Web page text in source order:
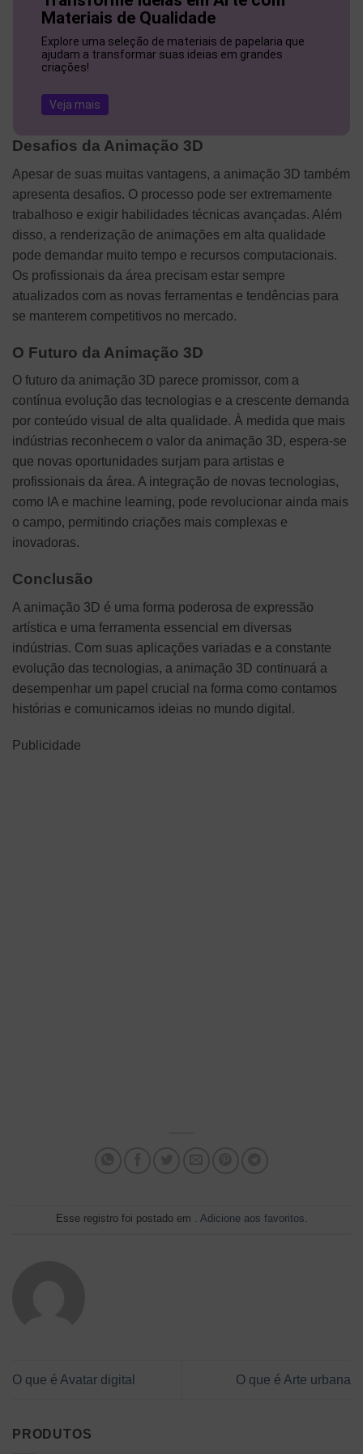
Materiais de Qualidade
Explore uma seleção de materiais de papelaria que
ajudam a transformar suas ideias em grandes
criações!
Veja mais
Desafios da Animação 3D
Apesar de suas muitas vantagens, a animação 3D também
apresenta desafios. O processo pode ser extremamente
trabalhoso e exigir habilidades técnicas avançadas. Além
disso, a renderização de animações em alta qualidade
pode demandar muito tempo e recursos computacionais.
Os profissionais da área precisam estar sempre
atualizados com as novas ferramentas e tendências para
se manterem competitivos no mercado.
O Futuro da Animação 3D
O futuro da animação 3D parece promissor, com a
contínua evolução das tecnologias e a crescente demanda
por conteúdo visual de alta qualidade. À medida que mais
indústrias reconhecem o valor da animação 3D, espera-se
que novas oportunidades surjam para artistas e
profissionais da área. A integração de novas tecnologias,
como IA e machine learning, pode revolucionar ainda mais
o campo, permitindo criações mais complexas e
inovadoras.
Conclusão
A animação 3D é uma forma poderosa de expressão
artística e uma ferramenta essencial em diversas
indústrias. Com suas aplicações variadas e a constante
evolução das tecnologias, a animação 3D continuará a
desempenhar um papel crucial na forma como contamos
histórias e comunicamos ideias no mundo digital.
Publicidade
Esse registro foi postado em . Adicione aos favoritos
O que é Avatar digital O que é Arte urbana
PRODUTOS